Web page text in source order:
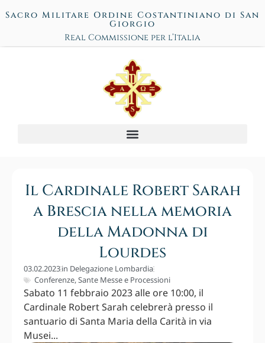
Sacro Militare Ordine Costantiniano di San
Giorgio
Real Commissione per l’Italia
Il Cardinale Robert Sarah
a Brescia nella memoria
della Madonna di
Lourdes
03.02.2023in Delegazione Lombardia
Conferenze,Sante Messe e Processioni
Sabato 11 febbraio 2023 alle ore 10:00, il
Cardinale Robert Sarah celebrerà presso il
santuario di Santa Maria della Carità in via
Musei...